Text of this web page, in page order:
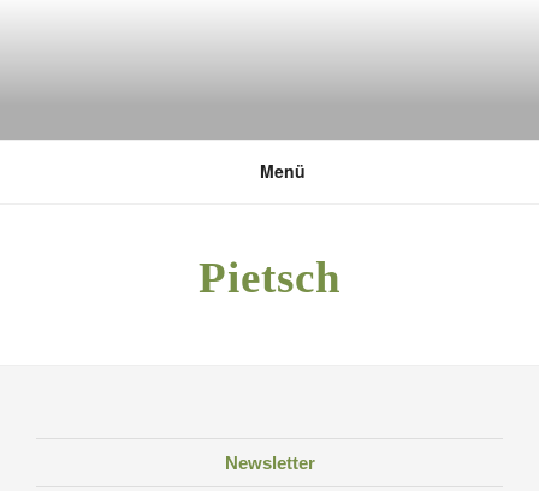
DEUTSCHE UMWELTSTIFTUNG
Menü
Pietsch
Newsletter